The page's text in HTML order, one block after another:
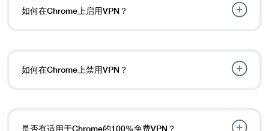
如何在Chrome上启用VPN？
如何在Chrome上禁用VPN？
是否有适用于Chrome的100%免费VPN？